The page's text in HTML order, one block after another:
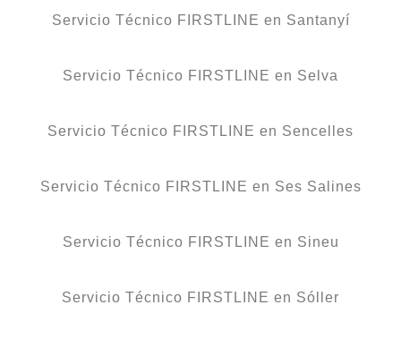
Servicio Técnico FIRSTLINE en Santanyí
Servicio Técnico FIRSTLINE en Selva
Servicio Técnico FIRSTLINE en Sencelles
Servicio Técnico FIRSTLINE en Ses Salines
Servicio Técnico FIRSTLINE en Sineu
Servicio Técnico FIRSTLINE en Sóller